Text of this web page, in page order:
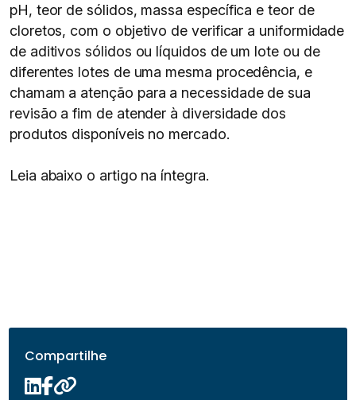
pH, teor de sólidos, massa específica e teor de
cloretos, com o objetivo de verificar a uniformidade
de aditivos sólidos ou líquidos de um lote ou de
diferentes lotes de uma mesma procedência, e
chamam a atenção para a necessidade de sua
revisão a fim de atender à diversidade dos
produtos disponíveis no mercado.
Leia abaixo o artigo na íntegra.
Compartilhe